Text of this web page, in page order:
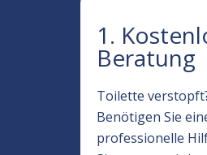
1.
Beratung
Toilette
Benötigen Sie
professionelle